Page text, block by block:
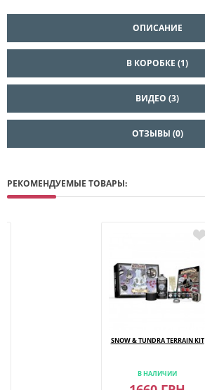
ОПИСАНИЕ
В КОРОБКЕ (1)
ВИДЕО (3)
ОТЗЫВЫ (0)
РЕКОМЕНДУЕМЫЕ ТОВАРЫ:
SNOW & TUNDRA TERRAIN KIT
В НАЛИЧИИ